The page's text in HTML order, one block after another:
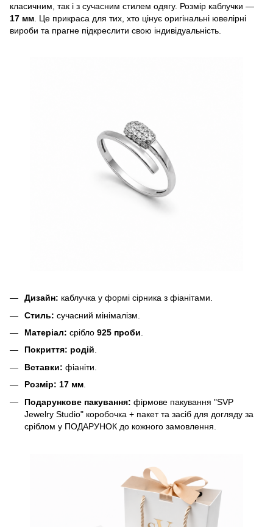
класичним, так і з сучасним стилем одягу. Розмір каблучки —
17 мм. Це прикраса для тих, хто цінує оригінальні ювелірні
вироби та прагне підкреслити свою індивідуальність.
Дизайн: каблучка у формі сірника з фіанітами.
Стиль: сучасний мінімалізм.
Матеріал: срібло 925 проби
Покриття: родій.
Вставки: фіаніти.
Розмір: 17 мм.
Подарункове пакування: фірмове пакування "SVP
Jewelry Studio" коробочка + пакет та засіб для догляду за
сріблом у ПОДАРУНОК до кожного замовлення.